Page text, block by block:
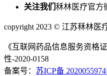
关注我们 秝林医疗官方
copyright 2023 © 江苏秝林医
《互联网药品信息服务资格
性-2020-0158
备案号： 苏ICP备